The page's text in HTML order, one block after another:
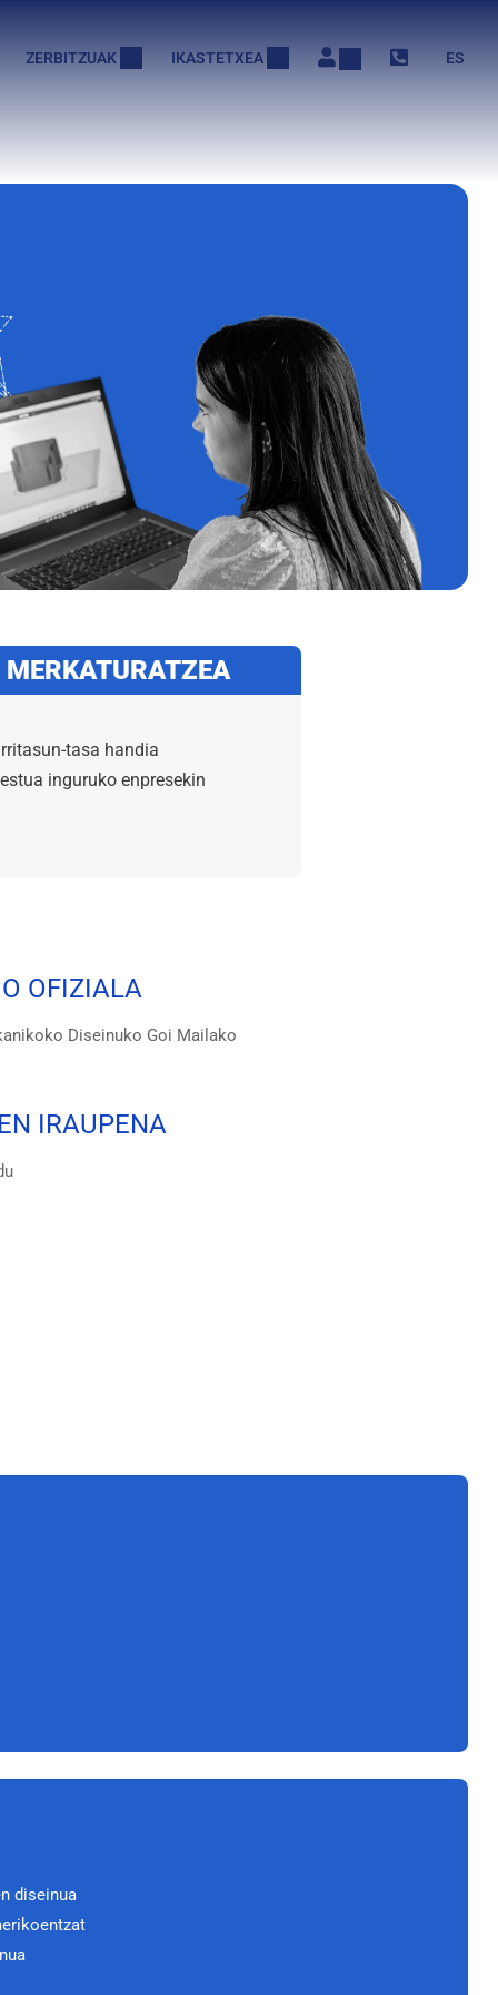
ZERBITZUAK IKASTETXEA ES
tasa handia
inguruko enpresekin
OFIZIALA
Diseinuko Goi Mailako
IRAUPENA
diseinua